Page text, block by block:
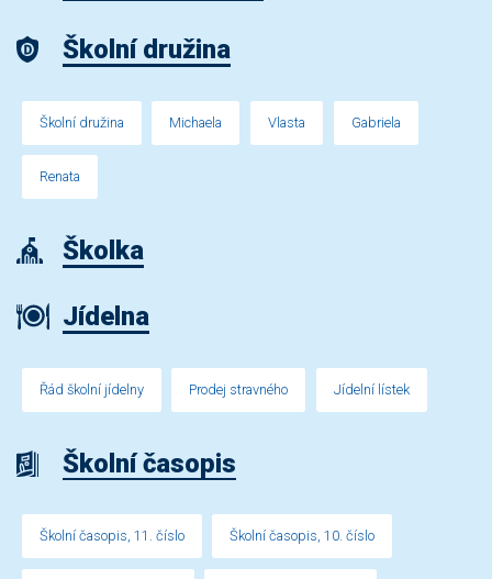
Školní družina
Školní družina Michaela Vlasta Gabriela
Renata
Školka
Jídelna
Řád školní jídelny Prodej stravného Jídelní lístek
Školní časopis
Školní časopis, 11. číslo Školní časopis, 10. číslo